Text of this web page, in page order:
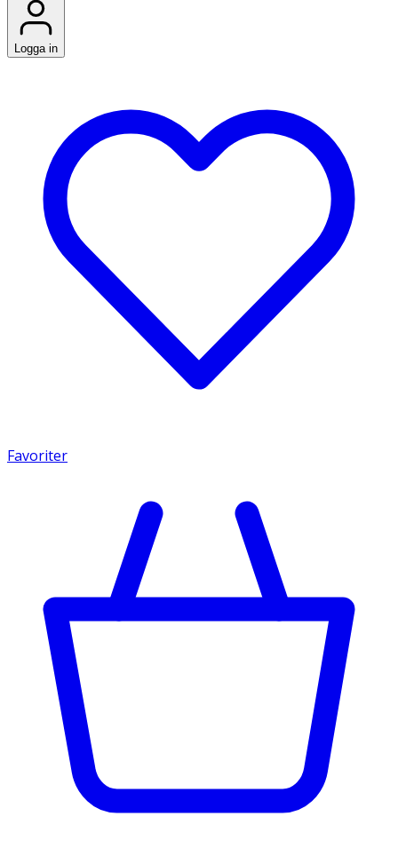
Logga in
Favoriter